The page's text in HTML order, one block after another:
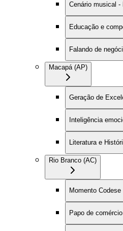
Cenário musical -
Educação e
Falando de
Macapá (AP)
Geração de
Inteligência
Literatura e
Rio Branco (AC)
Momento
Papo de